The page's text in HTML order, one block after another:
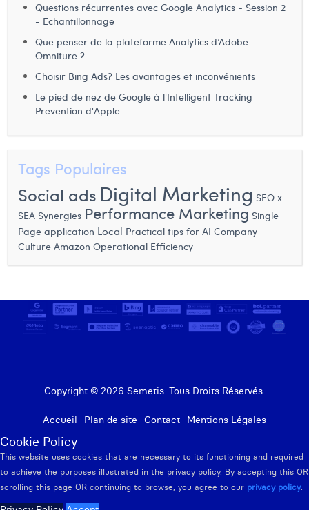
Questions récurrentes avec Google Analytics - Session 2
- Echantillonnage
Que penser de la plateforme Analytics d’Adobe
Omniture ?
Choisir Bing Ads? Les avantages et inconvénients
Le pied de nez de Google à l'Intelligent Tracking
Prevention d'Apple
Tags Populaires
Social ads Digital Marketing SEO x
SEA Synergies Performance Marketing Single
Page application Local Practical tips for AI Company
Culture Amazon Operational Efficiency
Copyright © 2026 Semetis. Tous Droits Réservés.
Accueil Plan de site Contact Mentions Légales
Cookie Policy
This website uses cookies that are necessary to its functioning and required
to achieve the purposes illustrated in the privacy policy. By accepting this OR
scrolling this page OR continuing to browse, you agree to our privacy policy.